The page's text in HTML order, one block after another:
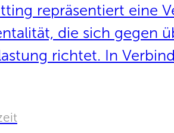
repräsentiert eine
die sich gegen
richtet. In
es den Wunsch nach
und einer